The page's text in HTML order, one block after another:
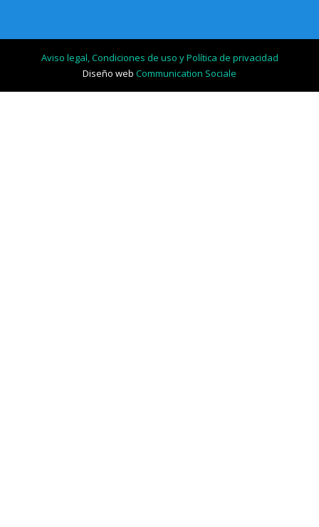
Aviso legal, Condiciones de uso y Política de privacidad
Diseño web Communication Sociale